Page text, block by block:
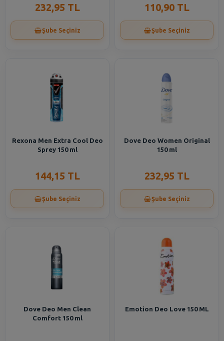
232,95 TL
Şube Seçiniz
110,90 TL
Şube Seçiniz
Rexona Men Extra Cool Deo
Sprey 150 ml
144,15 TL
Şube Seçiniz
Dove Deo Women Original
150 ml
232,95 TL
Şube Seçiniz
Dove Deo Men Clean
Comfort 150 ml
Emotion Deo Love 150 ML